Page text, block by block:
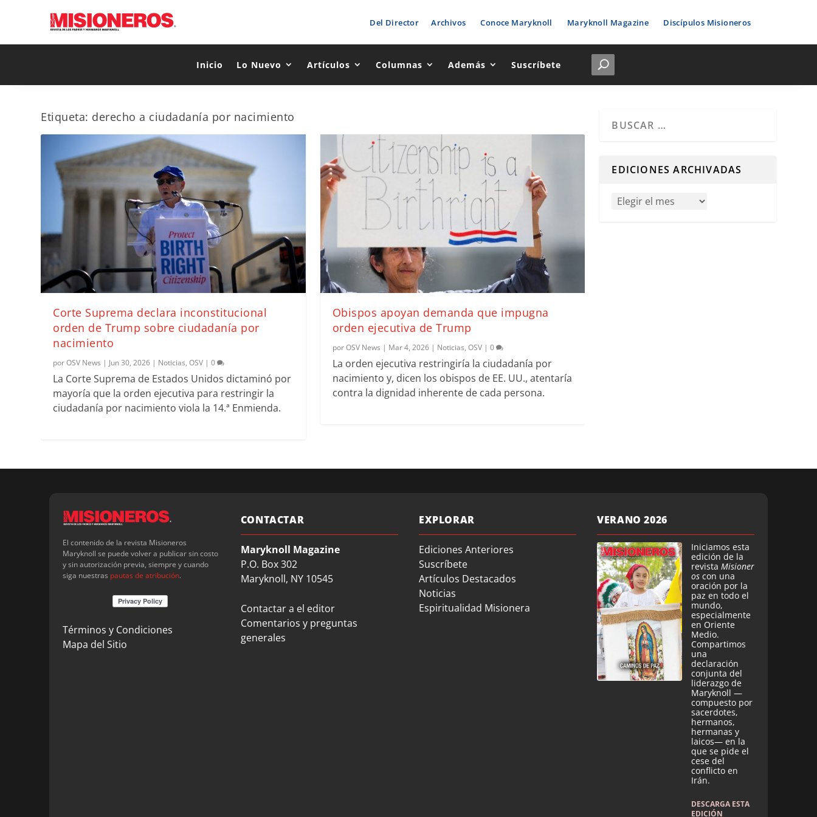
Del Director Archivos Conoce Maryknoll Maryknoll Magazine Discípulos Misioneros
Inicio Lo Nuevo Artículos Columnas Además Suscríbete
Etiqueta: derecho a ciudadanía por nacimiento
Corte Suprema declara inconstitucional
orden de Trump sobre ciudadanía por
nacimiento
porOSV News | Jun 30, 2026 | Noticias,OSV |0
La Corte Suprema de Estados Unidos dictaminó por
mayoría que la orden ejecutiva para restringir la
ciudadanía por nacimiento viola la 14.ª Enmienda.
Obispos apoyan demanda que impugna
orden ejecutiva de Trump
porOSV News | Mar 4, 2026| Noticias, OSV| 0
La orden ejecutiva restringiría la ciudadanía por
nacimiento y, dicen los obispos de EE. UU., atentaría
contra la dignidad inherente de cada persona.
EDICIONES ARCHIVADAS
El contenido de la revista Misioneros
Maryknoll se puede volver a publicar sin costo
y sin autorización previa, siempre y cuando
siga nuestras pautas de atribución.
Términos y Condiciones
Mapa del Sitio
CONTACTAR
Maryknoll Magazine
P.O. Box 302
Maryknoll, NY 10545
Contactar a el editor
Comentarios y preguntas
generales
EXPLORAR
Ediciones Anteriores
Suscríbete
Artículos Destacados
Noticias
Espiritualidad Misionera
VERANO 2026
Iniciamos esta
edición de la
revista Misioner
os con una
oración por la
paz en todo el
mundo,
especialmente
en Oriente
Medio.
Compartimos
una
declaración
conjunta del
liderazgo de
Maryknoll —
compuesto por
sacerdotes,
hermanos,
hermanas y
laicos— en la
que se pide el
cese del
conflicto en
Irán.
DESCARGA ESTA
EDICIÓN